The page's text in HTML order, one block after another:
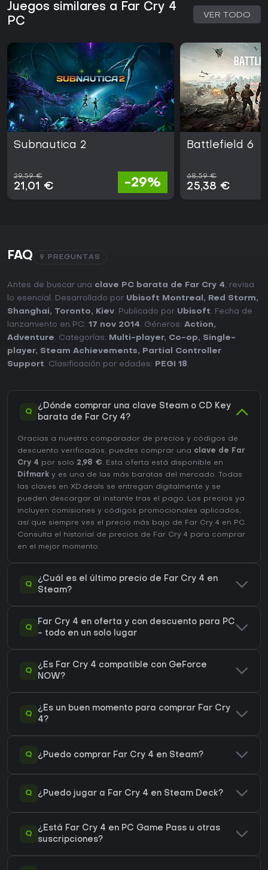
Juegos similares a Far Cry 4
PC
VER TODO
Subnautica 2
29,59 €
21,01 € -29%
Battlefield 6
68,59 €
25,38 €
FAQ 9 PREGUNTAS
Antes de buscar una clave PC barata de Far Cry 4, revisa
lo esencial. Desarrollado por Ubisoft Montreal, Red Storm,
Shanghai, Toronto, Kiev. Publicado por Ubisoft. Fecha de
lanzamiento en PC: 17 nov 2014. Géneros: Action,
Adventure. Categorías: Multi-player, Co-op, Single-
player, Steam Achievements,
Partial Controller
Support. Clasificación por edades: PEGI 18.
Q
¿Dónde comprar una clave Steam o CD Key
barata de Far Cry 4?
Gracias a nuestro comparador de precios y códigos de
descuento verificados, puedes comprar una clave de Far
Cry 4 por solo 2,98 €. Esta oferta está disponible en
Difmark y es una de las más baratas del mercado. Todas
las claves en XD.deals se entregan digitalmente y se
pueden descargar al instante tras el pago. Los precios ya
incluyen comisiones y códigos promocionales aplicados,
así que siempre ves el precio más bajo de Far Cry 4 en PC.
Consulta el
historial de precios de Far Cry 4 para comprar
en el mejor momento.
Q
¿Cuál es el último precio de Far Cry 4 en
Steam?
Q
Far Cry 4 en oferta y con descuento para PC
- todo en un solo lugar
Q
¿Es Far Cry 4 compatible con GeForce
NOW?
Q
¿Es un buen momento para comprar Far Cry
4?
Q ¿Puedo comprar Far Cry 4 en Steam?
Q ¿Puedo jugar a Far Cry 4 en Steam Deck?
Q
¿Está Far Cry 4 en PC Game Pass u otras
suscripciones?